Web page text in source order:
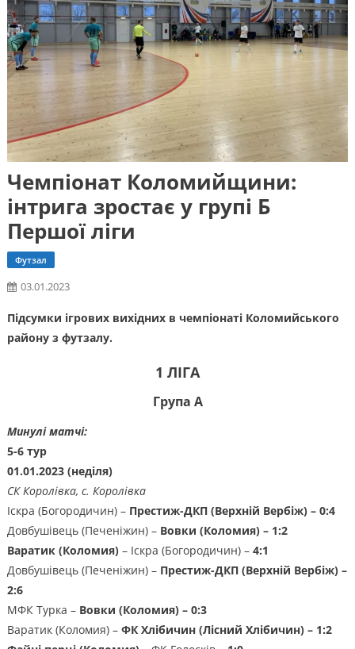
Чемпіонат Коломийщини:
інтрига зростає у групі Б
Першої ліги
Футзал
03.01.2023
Підсумки ігрових вихідних в чемпіонаті Коломийського
району з футзалу.
1 ЛІГА
Група А
Минулі матчі:
5-6 тур
01.01.2023 (неділя)
СК Королівка, с. Королівка
Іскра (Богородичин) – Престиж-ДКП (Верхній Вербіж) – 0:4
Довбушівець (Печеніжин) – Вовки (Коломия) – 1:2
Варатик (Коломия)– Іскра (Богородичин) –4:1
Довбушівець (Печеніжин) – Престиж-ДКП (Верхній Вербіж) –
2:6
МФК Турка – Вовки (Коломия) – 0:3
Варатик (Коломия) – ФК Хлібичин (Лісний Хлібичин) – 1:2